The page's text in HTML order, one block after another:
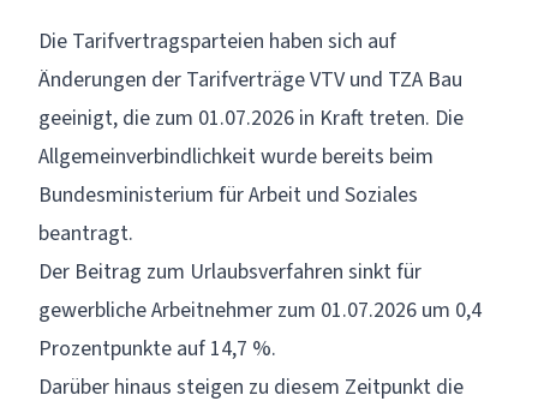
Die Tarifvertragsparteien haben sich auf
Änderungen der Tarifverträge VTV und TZA Bau
geeinigt, die zum 01.07.2026 in Kraft treten. Die
Allgemeinverbindlichkeit wurde bereits beim
Bundesministerium für Arbeit und Soziales
beantragt.
Der Beitrag zum Urlaubsverfahren sinkt für
gewerbliche Arbeitnehmer zum 01.07.2026 um 0,4
Prozentpunkte auf 14,7 %.
Darüber hinaus steigen zu diesem Zeitpunkt die